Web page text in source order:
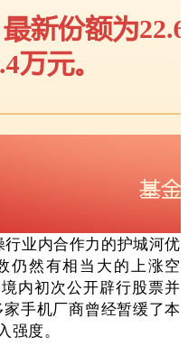
业内合作力的护城河优
仍然有相当大的上涨空
内初次公开辟行股票并
手机厂商曾经暂缓了本
度。